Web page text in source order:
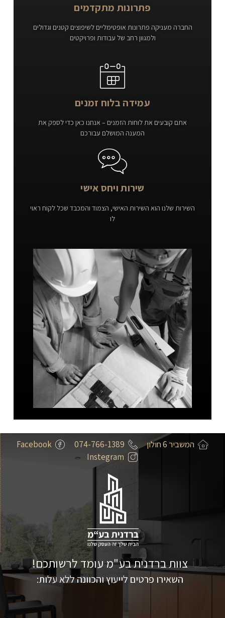
פתרונות מתקדמים
החברה מעניקה פתרונות אופטימליים לשיפוצים קטנים וגדולים
ולמגוון רחב של עבודות ופרויקטים
עמידה בלוח זמנים
אתם קובעים את לוחות הזמנים – אנחנו כאן כדי לספק את
המענה המושלם עבורכם
שירות ויחס אישי
השירות שלנו הוא השירות האישי, הצמוד והמכבד שכל לקוח ראוי
לו
המשביר 6 חולון 074-766-1389
Facebook
Instegram
צוות ברדנית בע"מ עומד לרשותכם!
השאירו פרטים לייעוץ והכוונה ללא עלות: